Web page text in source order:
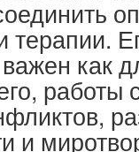
терапии.
как
работы
и